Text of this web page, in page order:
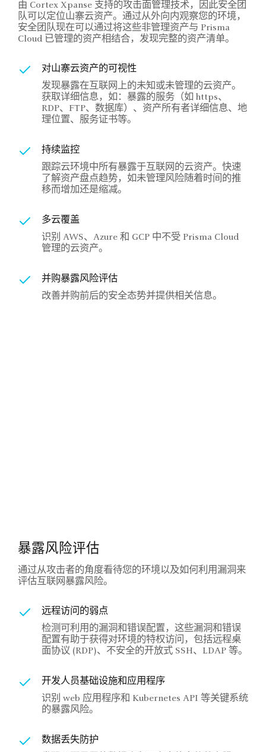
由 Cortex Xpanse 支持的攻击面管理技术，因此安全团
队可以定位山寨云资产。通过从外向内观察您的环境，
安全团队现在可以通过将这些非管理资产与 Prisma
Cloud 已管理的资产相结合，发现完整的资产清单。
对山寨云资产的可视性
发现暴露在互联网上的未知或未管理的云资产。
获取详细信息，如：暴露的服务（如 https、
RDP、FTP、数据库）、资产所有者详细信息、地
理位置、服务证书等。
持续监控
跟踪云环境中所有暴露于互联网的云资产。快速
了解资产盘点趋势，如未管理风险随着时间的推
移而增加还是缩减。
多云覆盖
识别 AWS、Azure 和 GCP 中不受 Prisma Cloud
管理的云资产。
并购暴露风险评估
改善并购前后的安全态势并提供相关信息。
暴露风险评估
通过从攻击者的角度看待您的环境以及如何利用漏洞来
评估互联网暴露风险。
远程访问的弱点
检测可利用的漏洞和错误配置，这些漏洞和错误
配置有助于获得对环境的特权访问，包括远程桌
面协议 (RDP)、不安全的开放式 SSH、LDAP 等。
开发人员基础设施和应用程序
识别 web 应用程序和 Kubernetes API 等关键系统
的暴露风险。
数据丢失防护